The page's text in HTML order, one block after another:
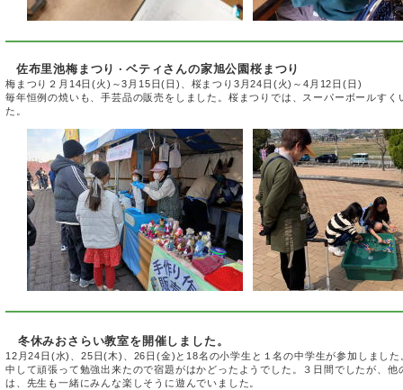
佐布里池梅まつり ・ベティさんの家旭公園桜まつり
梅まつり２月14日(火)～3月15日(日)、桜まつり3月24日(火)～4月12日(日)
毎年恒例の焼いも、手芸品の販売をしました。桜まつりでは、スーパーボールす
た。
冬休みおさらい教室を開催しました。
12月24日(水)、25日(木)、26日(金)と18名の小学生と１名の中学生が参加しまし
中して頑張って勉強出来たので宿題がはかどったようでした。３日間でしたが、
は、先生も一緒にみんな楽しそうに遊んでいました。